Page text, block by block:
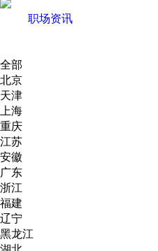
职场资讯
全部
北京
天津
上海
重庆
江苏
安徽
广东
浙江
福建
辽宁
黑龙江